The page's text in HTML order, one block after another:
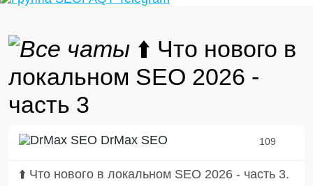
⬆️ Что нового в
локальном SEO 2026 -
часть 3
DrMax SEO 109
⬆️ Что нового в локальном SEO 2026 - часть 3.